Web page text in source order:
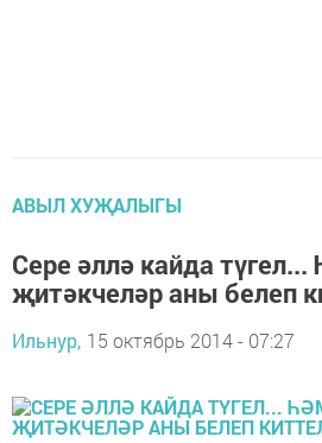
АВЫЛ ХУҖАЛЫГЫ
Сере әллә кайда
җитәкчеләр аны белеп
Ильнур, 15 октябрь 2014 - 07:27